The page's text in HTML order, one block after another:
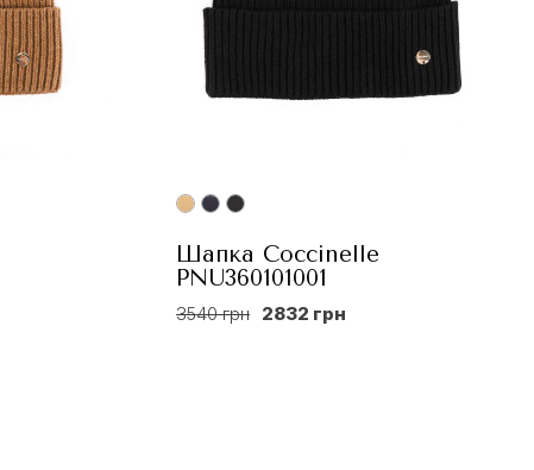
Шапка Coccinelle
PNU360101001
3540 грн 2832 грн